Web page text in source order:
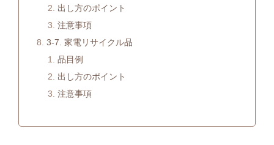
出し方のポイント
注意事項
3-7. 家電リサイクル品
品目例
出し方のポイント
注意事項